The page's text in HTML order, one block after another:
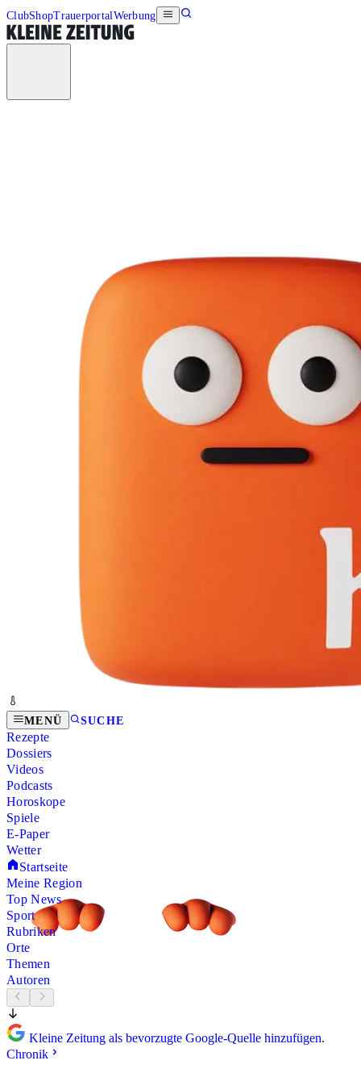
ClubShopTrauerportalWerbung
MENÜ SUCHE
Rezepte
Dossiers
Videos
Podcasts
Horoskope
Spiele
E-Paper
Wetter
Startseite
Meine Region
Top News
Sport
Rubriken
Orte
Themen
Autoren
Kleine Zeitung als bevorzugte Google-Quelle hinzufügen.
Chronik